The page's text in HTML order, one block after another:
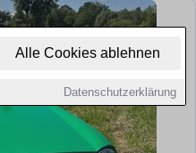
Alle Cookies ablehnen
Datenschutzerklärung